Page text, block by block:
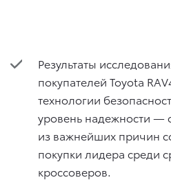
Результаты
покупателей Toyota
технологии
уровень надежности —
из важнейших причин
покупки лидера среди
кроссоверов.